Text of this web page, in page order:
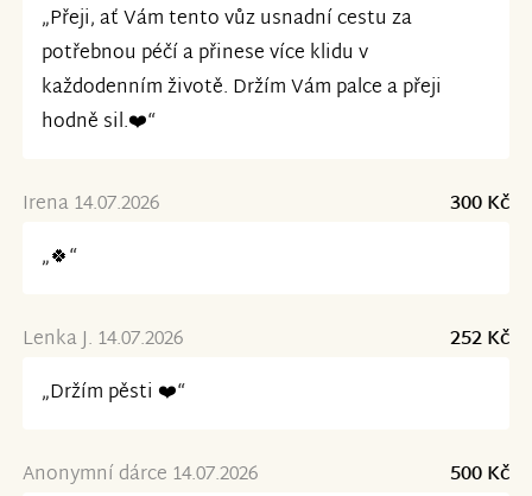
„Přeji, ať Vám tento vůz usnadní cestu za
potřebnou péčí a přinese více klidu v
každodenním životě. Držím Vám palce a přeji
hodně sil.❤️“
Irena 14.07.2026
300 Kč
„🍀“
Lenka J. 14.07.2026
252 Kč
„Držím pěsti ❤️“
Anonymní dárce 14.07.2026 500 Kč